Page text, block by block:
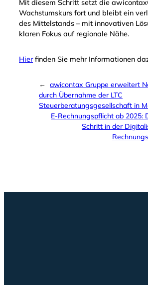
Mit diesem Schritt setzt die
Wachstumskurs fort und bleibt ein
des Mittelstands – mit innovativen
klaren Fokus auf regionale Nähe.
Hierfinden Sie mehr Informationen
← awicontax Gruppe erweitert
durch Übernahme der LTC
Steuerberatungsgesellschaft in
E-Rechnungspflicht ab 2025:
Schritt in der